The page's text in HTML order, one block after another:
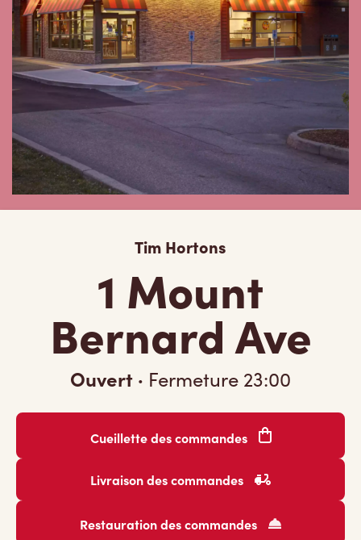
Tim Hortons
1 Mount
Bernard Ave
Ouvert · Fermeture 23:00
Cueillette des commandes
Livraison des commandes
Restauration des commandes